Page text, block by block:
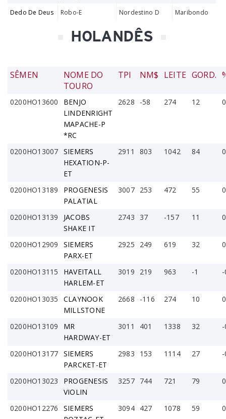
Dedo De Deus Robo-E Nordestino D Maribondo
HOLANDÊS
SÊMEN
NOME DO
TOURO
TPI NM$ LEITE GORD.
0200HO13600
BENJO
LINDENRIGHT
MAPACHE-P
*RC
2628 -58 274 12
0200HO13007 SIEMERS
HEXATION-P-
ET
2911 803 1042 84
0200HO13189
PROGENESIS
PALATIAL
3007 253 472 55
0200HO13139
JACOBS
SHAKE IT
2743 37 -157 11
0200HO12909
SIEMERS
PARX-ET
2925 249 619 32
0200HO13115
HAVEITALL
HARLEM-ET
3019 219 963 -1
0200HO13035
CLAYNOOK
MILLSTONE
2668 -116 274 10
0200HO13109
MR
HARDWAY-ET
3011 401 1338 32
0200HO13177 SIEMERS
PARCKET-ET
2983 153 1114 27
0200HO13023
PROGENESIS
VIOLIN
3257 744 721 79
0200HO12276
SIEMERS
3094 427 1078 59